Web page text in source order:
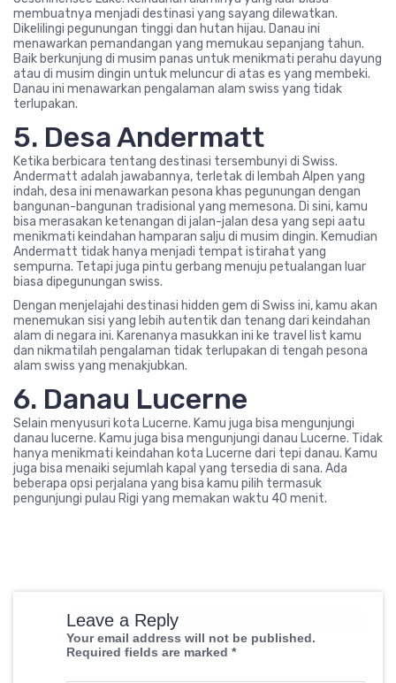
membuatnya menjadi destinasi yang sayang dilewatkan.
Dikelilingi pegunungan tinggi dan hutan hijau. Danau ini
menawarkan pemandangan yang memukau sepanjang tahun.
Baik berkunjung di musim panas untuk menikmati perahu dayung
atau di musim dingin untuk meluncur di atas es yang membeki.
Danau ini menawarkan pengalaman alam swiss yang tidak
terlupakan.
5. Desa Andermatt
Ketika berbicara tentang destinasi tersembunyi di Swiss.
Andermatt adalah jawabannya, terletak di lembah Alpen yang
indah, desa ini menawarkan pesona khas pegunungan dengan
bangunan-bangunan tradisional yang memesona. Di sini, kamu
bisa merasakan ketenangan di jalan-jalan desa yang sepi aatu
menikmati keindahan hamparan salju di musim dingin. Kemudian
Andermatt tidak hanya menjadi tempat istirahat yang
sempurna. Tetapi juga pintu gerbang menuju petualangan luar
biasa dipegunungan swiss.
Dengan menjelajahi destinasi hidden gem di Swiss ini, kamu akan
menemukan sisi yang lebih autentik dan tenang dari keindahan
alam di negara ini. Karenanya masukkan ini ke travel list kamu
dan nikmatilah pengalaman tidak terlupakan di tengah pesona
alam swiss yang menakjubkan.
6. Danau Lucerne
Selain menyusuri kota Lucerne. Kamu juga bisa mengunjungi
danau lucerne. Kamu juga bisa mengunjungi danau Lucerne. Tidak
hanya menikmati keindahan kota Lucerne dari tepi danau. Kamu
juga bisa menaiki sejumlah kapal yang tersedia di sana. Ada
beberapa opsi perjalana yang bisa kamu pilih termasuk
pengunjungi pulau Rigi yang memakan waktu 40 menit.
Leave a Reply
Your email address will not be published.
Required fields are marked *